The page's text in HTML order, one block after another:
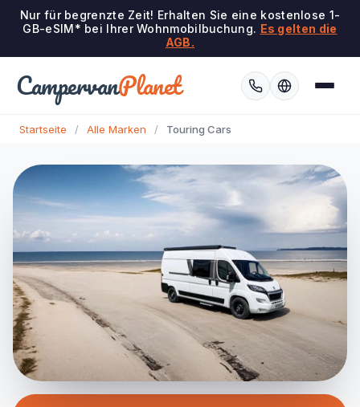
Nur für begrenzte Zeit! Erhalten Sie eine kostenlose 1-
GB-eSIM* bei Ihrer Wohnmobilbuchung. Es gelten die
AGB.
CampervanPlanet
Startseite / Alle Marken / Touring Cars